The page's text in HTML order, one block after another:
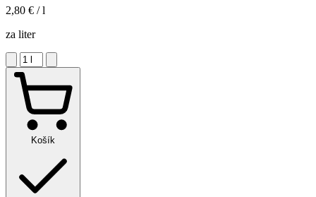
2,80 € / l
za liter
Košík